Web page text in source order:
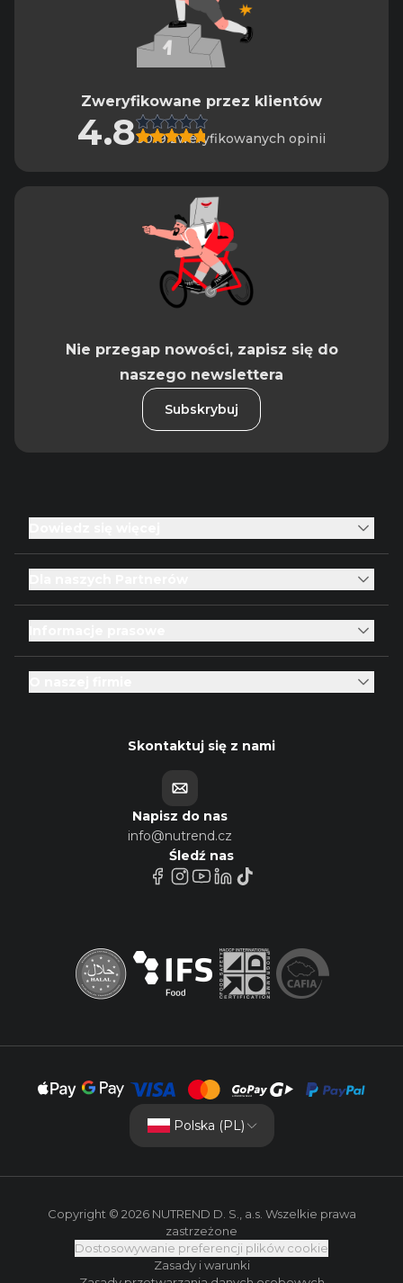
Zweryfikowane przez klientów
4.83019 zweryfikowanych opinii
Nie przegap nowości, zapisz się do
naszego newslettera
Subskrybuj
Skontaktuj się z nami
Napisz do nas
info@nutrend.cz
Śledź nas
Polska (PL)
Copyright © 2026 NUTREND D. S., a.s. Wszelkie prawa
zastrzeżone
Dostosowywanie preferencji plików cookie
Zasady i warunki